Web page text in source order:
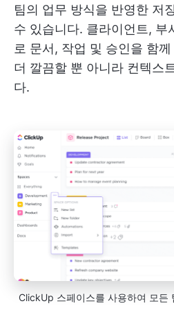
팀의 업무 방식을 반영한 저
수 있습니다. 클라이언트, 부
로 문서, 작업 및 승인을 함
더 깔끔할 뿐 아니라 컨텍스
다.
ClickUp 스페이스를 사용하여 모든